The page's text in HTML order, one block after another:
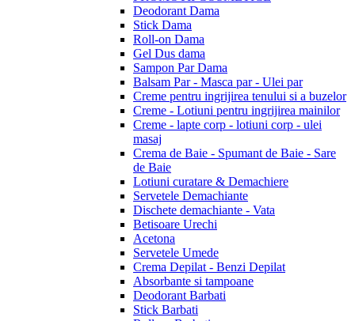
Deodorant Dama
Stick Dama
Roll-on Dama
Gel Dus dama
Sampon Par Dama
Balsam Par - Masca par - Ulei par
Creme pentru ingrijirea tenului si a buzelor
Creme - Lotiuni pentru ingrijirea mainilor
Creme - lapte corp - lotiuni corp - ulei
masaj
Crema de Baie - Spumant de Baie - Sare
de Baie
Lotiuni curatare & Demachiere
Servetele Demachiante
Dischete demachiante - Vata
Betisoare Urechi
Acetona
Servetele Umede
Crema Depilat - Benzi Depilat
Absorbante si tampoane
Deodorant Barbati
Stick Barbati